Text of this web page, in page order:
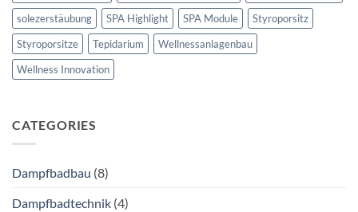
solezerstäubung SPA Highlight SPA Module
Styroporsitz
Styroporsitze
Tepidarium
Wellnessanlagenbau
Wellness Innovation
CATEGORIES
Dampfbadbau (8)
Dampfbadtechnik (4)